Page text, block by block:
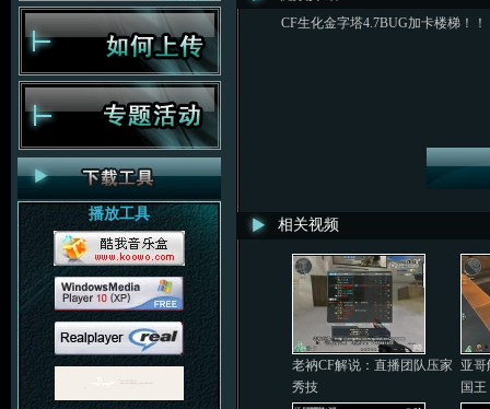
播放工具
CF生化金字塔4.7BUG加卡楼梯！！
相关视频
老衲CF解说：直播团队压家
秀技
亚哥
国王